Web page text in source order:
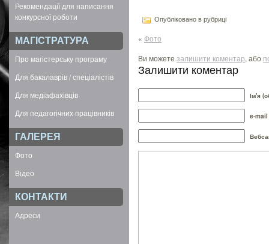
Рекомендації для написання
конкурсної роботи
МАГІСТРАТУРА
Про магістерську програму
Для бакалаврів / спеціалістів
Для медіафахівців
Для педагогічних працівників
ГАЛЕРЕЯ
Фото
Відео
КОНТАКТИ
Адреси
Опубліковано в рубриці
« Фото
Ви можете залишити коментар, або
Залишити коментар
Ім'я
e-mail